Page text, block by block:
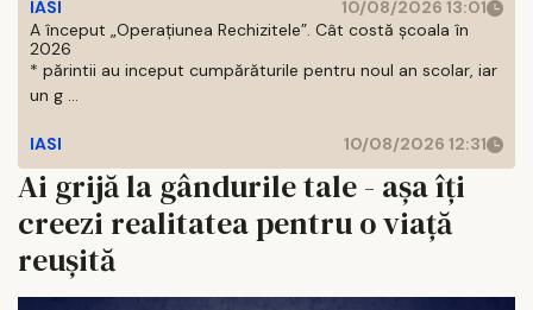
IASI
10/08/2026 13:01
A început „Operațiunea Rechizitele”. Cât costă școala în
2026
* părintii au inceput cumpărăturile pentru noul an scolar, iar
un g ...
IASI 10/08/2026 12:31
Ai grijă la gândurile tale - aşa îți
creezi realitatea pentru o viață
reușită